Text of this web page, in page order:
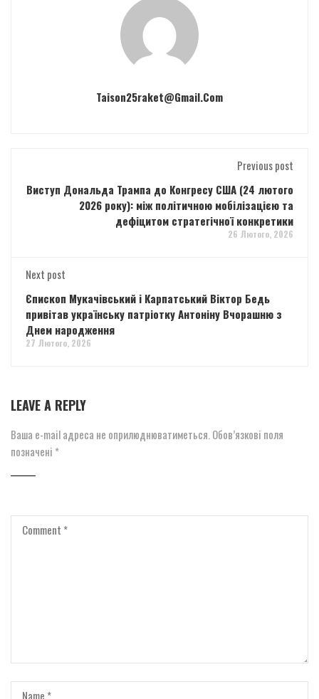
Taison25raket@gmail.com
Previous post
Виступ Дональда Трампа до Конгресу США (24 лютого
2026 року): між політичною мобілізацією та
дефіцитом стратегічної конкретики
26 Лютого, 2026
Next post
Єпископ Мукачівський і Карпатський Віктор Бедь
привітав українську патріотку Антоніну Вчорашню з
Днем народження
27 Лютого, 2026
LEAVE A REPLY
Ваша e-mail адреса не оприлюднюватиметься. Обов’язкові поля
позначені *